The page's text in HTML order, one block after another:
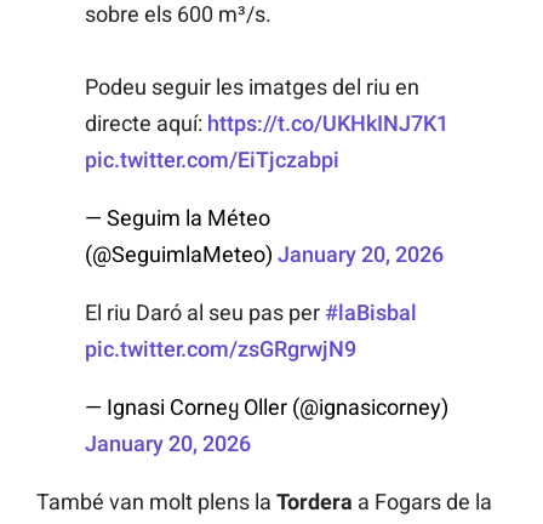
sobre els 600 m³/s.
Podeu seguir les imatges del riu en
directe aquí: https://t.co/UKHkINJ7K1
pic.twitter.com/EiTjczabpi
— Seguim la Méteo
(@SeguimlaMeteo) January 20, 2026
El riu Daró al seu pas per#laBisbal
pic.twitter.com/zsGRgrwjN9
— Ignasi Corneყ Oller (@ignasicorney)
January 20, 2026
També van molt plens la Tordera a Fogars de la